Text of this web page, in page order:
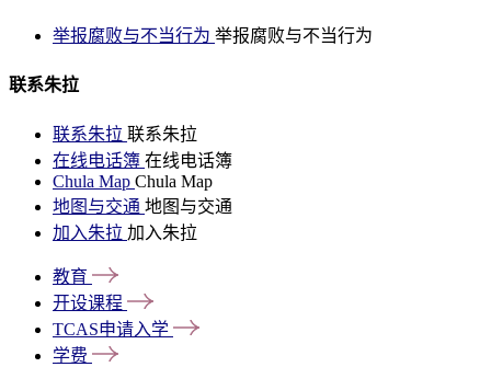
举报腐败与不当行为 举报腐败与不当行为
联系朱拉
联系朱拉 联系朱拉
在线电话簿 在线电话簿
Chula Map Chula Map
地图与交通 地图与交通
加入朱拉 加入朱拉
教育
开设课程
TCAS申请入学
学费